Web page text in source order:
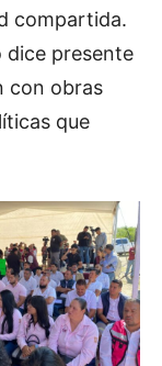
compartida.
dice presente
con obras
que